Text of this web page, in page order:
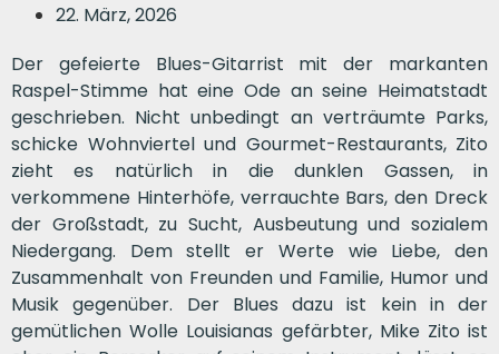
22. März, 2026
Der gefeierte Blues-Gitarrist mit der markanten
Raspel-Stimme hat eine Ode an seine Heimatstadt
geschrieben. Nicht unbedingt an verträumte Parks,
schicke Wohnviertel und Gourmet-Restaurants, Zito
zieht es natürlich in die dunklen Gassen, in
verkommene Hinterhöfe, verrauchte Bars, den Dreck
der Großstadt, zu Sucht, Ausbeutung und sozialem
Niedergang. Dem stellt er Werte wie Liebe, den
Zusammenhalt von Freunden und Familie, Humor und
Musik gegenüber. Der Blues dazu ist kein in der
gemütlichen Wolle Louisianas gefärbter, Mike Zito ist